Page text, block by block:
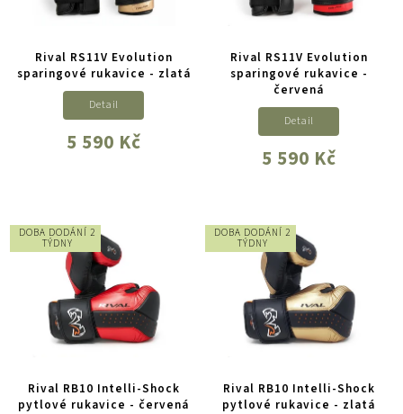
Rival RS11V Evolution
sparingové rukavice - zlatá
5 590 Kč
Detail
Rival RS11V Evolution
sparingové rukavice -
červená
5 590 Kč
Detail
DOBA DODÁNÍ 2
TÝDNY
Rival RB10 Intelli-Shock
pytlové rukavice - červená
DOBA DODÁNÍ 2
TÝDNY
Rival RB10 Intelli-Shock
pytlové rukavice - zlatá